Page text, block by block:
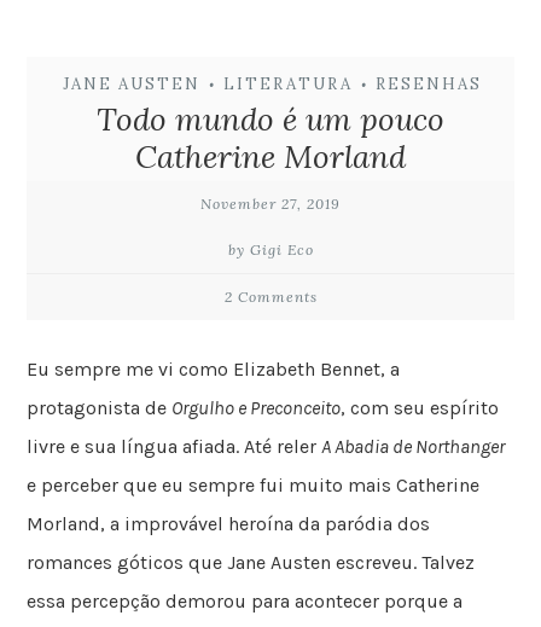
JANE AUSTEN • LITERATURA • RESENHAS
Todo mundo é um pouco
Catherine Morland
November 27, 2019
by Gigi Eco
2 Comments
Eu sempre me vi como Elizabeth Bennet, a
protagonista de Orgulho e Preconceito, com seu espírito
livre e sua língua afiada. Até relerA Abadia de Northanger
e perceber que eu sempre fui muito mais Catherine
Morland, a improvável heroína da paródia dos
romances góticos que Jane Austen escreveu. Talvez
essa percepção demorou para acontecer porque a